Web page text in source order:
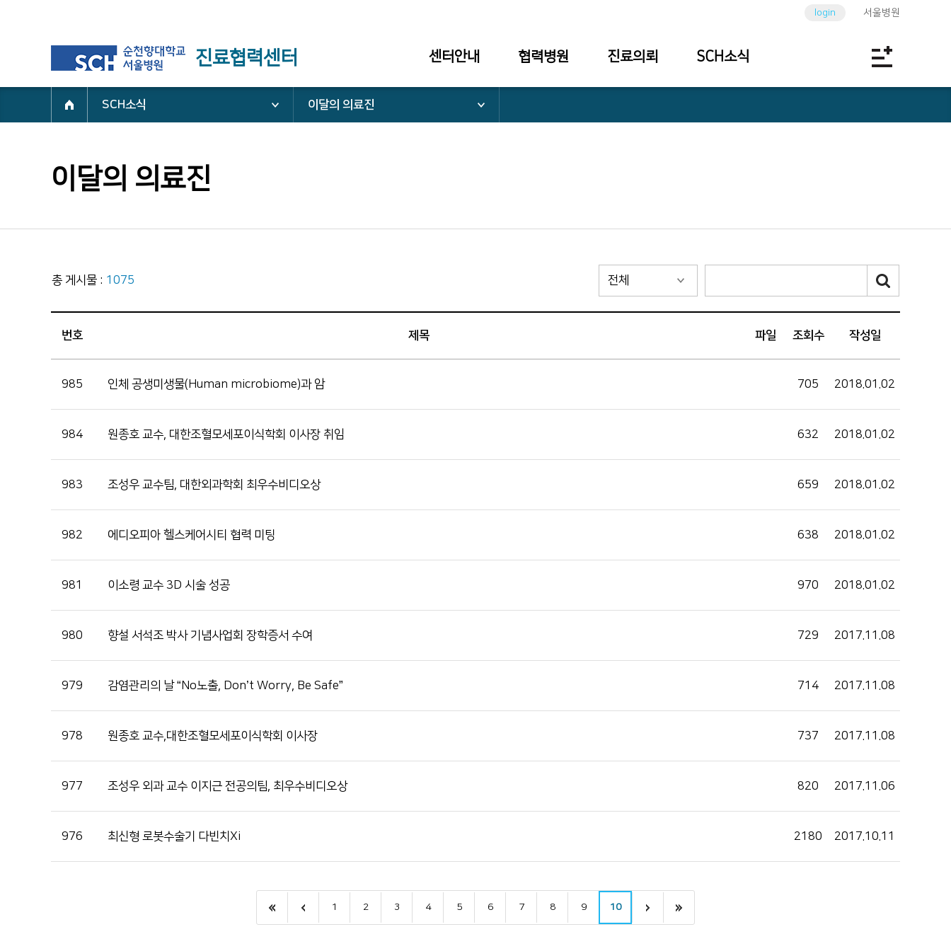
진료협력센터
login 서울병원
센터안내 협력병원 진료의뢰 SCH소식
SCH소식 이달의 의료진
이달의 의료진
총 게시물 : 1075
번호 제목 파일 조회수 작성일
985 인체 공생미생물(Human microbiome)과 암 705 2018.01.02
984 원종호 교수, 대한조혈모세포이식학회 이사장 취임 632 2018.01.02
983 조성우 교수팀, 대한외과학회 최우수비디오상 659 2018.01.02
982 에디오피아 헬스케어시티 협력 미팅 638 2018.01.02
981 이소령 교수 3D 시술 성공 970 2018.01.02
980 향설 서석조 박사 기념사업회 장학증서 수여 729 2017.11.08
979 감염관리의 날 “No노출, Don’t Worry, Be Safe” 714 2017.11.08
978 원종호 교수,대한조혈모세포이식학회 이사장 737 2017.11.08
977 조성우 외과 교수 이지근 전공의팀, 최우수비디오상 820 2017.11.06
976 최신형 로봇수술기 다빈치Xi 2180 2017.10.11
1 2 3 4 5 6 7 8 9 10